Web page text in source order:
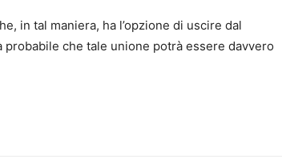
in tal maniera, ha l’opzione di uscire dal
che tale unione potrà essere davvero